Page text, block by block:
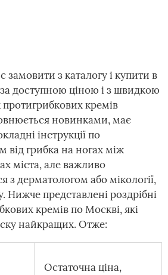
замовити з каталогу і купити в
доступною ціною і з швидкою
кремів
новинками, має
інструкції по
від грибка на ногах між
міста, але важливо
з дерматологом або мікології,
Нижче представлені роздрібні
кремів по Москві, які
найкращих. Отже:
Остаточна ціна,